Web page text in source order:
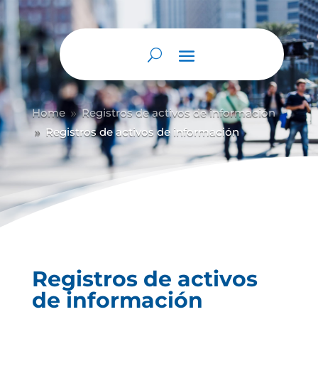
Abrir barra de herramientas
Home 9 Registros de activos de información
9 Registros de activos de información
Registros de activos
de información